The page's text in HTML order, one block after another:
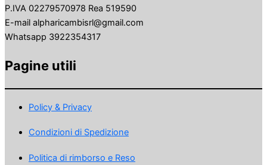
P.IVA 02279570978 Rea 519590
E-mail alpharicambisrl@gmail.com
Whatsapp 3922354317
Pagine utili
Policy & Privacy
Condizioni di Spedizione
Politica di rimborso e Reso